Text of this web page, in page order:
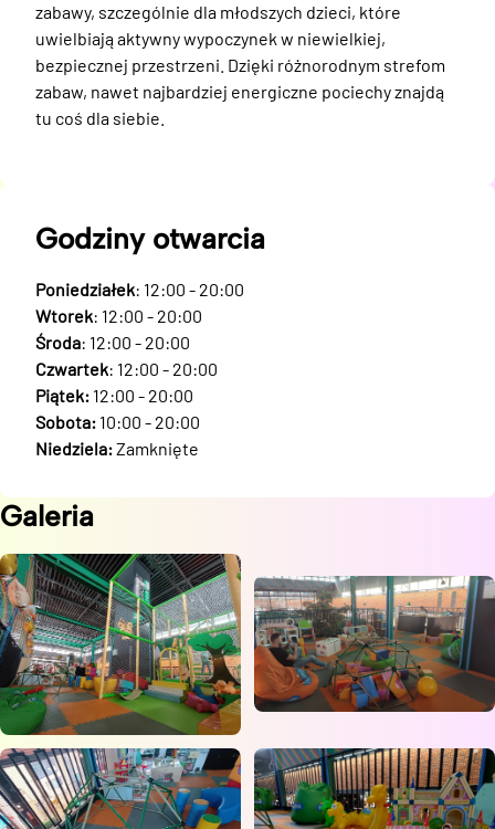
zabawy, szczególnie dla młodszych dzieci, które
uwielbiają aktywny wypoczynek w niewielkiej,
bezpiecznej przestrzeni. Dzięki różnorodnym strefom
zabaw, nawet najbardziej energiczne pociechy znajdą
tu coś dla siebie.
Godziny otwarcia
Poniedziałek: 12:00 - 20:00
Wtorek: 12:00 - 20:00
Środa: 12:00 - 20:00
Czwartek: 12:00 - 20:00
Piątek: 12:00 - 20:00
Sobota: 10:00 - 20:00
Niedziela:Zamknięte
Galeria